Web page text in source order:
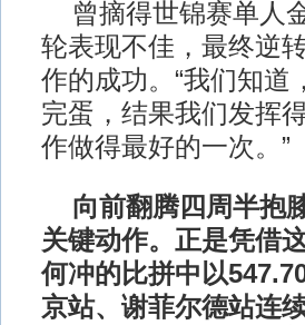
曾摘得世锦赛单人
轮表现不佳，最终逆
作的成功。“我们知
完蛋，结果我们发挥
作做得最好的一次。”
向前翻腾四周半抱
关键动作。正是凭借
何冲的比拼中以
京站、谢菲尔德站连